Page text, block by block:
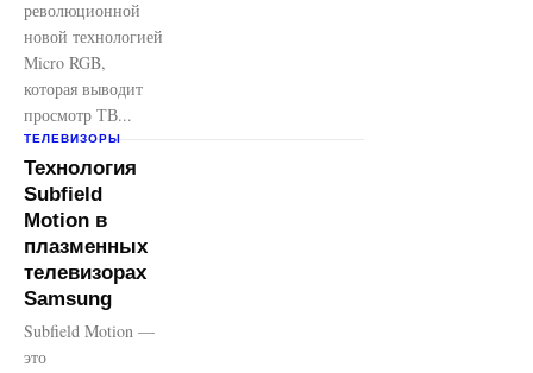
революционной
новой технологией
Micro RGB,
которая выводит
просмотр ТВ...
ТЕЛЕВИЗОРЫ
Технология
Subfield
Motion в
плазменных
телевизорах
Samsung
Subfield Motion —
это